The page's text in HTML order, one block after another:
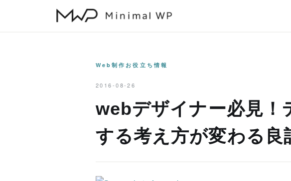
Web制作お役立ち情報
2016-08-26
webデザイナー必見！
する考え方が変わる良